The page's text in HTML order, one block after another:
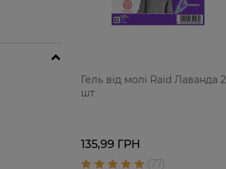
Гель від молі Raid Лаванда 2
шт
135,99 ГРН